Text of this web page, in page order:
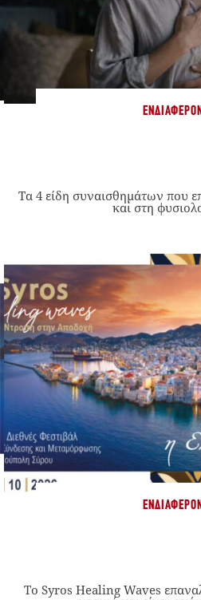
Τα 4 είδη συναισθημάτων που
και στη
Το Syros Healing Waves